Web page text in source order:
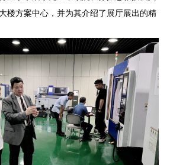
楼方案中心，并为其介绍了展厅展出的精